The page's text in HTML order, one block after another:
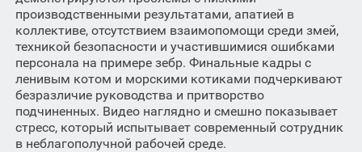
производственными результатами, апатией в
коллективе, отсутствием взаимопомощи среди змей,
техникой безопасности и участившимися ошибками
персонала на примере зебр. Финальные кадры с
ленивым котом и морскими котиками подчеркивают
безразличие руководства и притворство
подчиненных. Видео наглядно и смешно показывает
стресс, который испытывает современный сотрудник
в неблагополучной рабочей среде.